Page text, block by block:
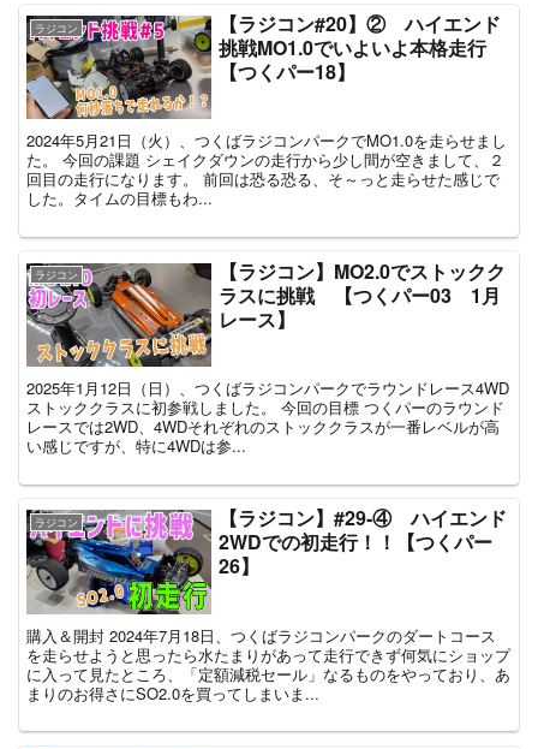
ラジコン
【ラジコン#20】② ハイエンド
挑戦MO1.0でいよいよ本格走行
【つくパー18】
2024年5月21日（火）、つくばラジコンパークでMO1.0を走らせまし
た。 今回の課題 シェイクダウンの走行から少し間が空きまして、２
回目の走行になります。 前回は恐る恐る、そ～っと走らせた感じで
した。タイムの目標もわ...
ラジコン
【ラジコン】MO2.0でストックク
ラスに挑戦 【つくパー03 1月
レース】
2025年1月12日（日）、つくばラジコンパークでラウンドレース4WD
ストッククラスに初参戦しました。 今回の目標 つくパーのラウンド
レースでは2WD、4WDそれぞれのストッククラスが一番レベルが高
い感じですが、特に4WDは参...
ラジコン
【ラジコン】#29‐④ ハイエンド
2WDでの初走行！！【つくパー
26】
購入＆開封 2024年7月18日、つくばラジコンパークのダートコース
を走らせようと思ったら水たまりがあって走行できず何気にショップ
に入って見たところ、「定額減税セール」なるものをやっており、あ
まりのお得さにSO2.0を買ってしまいま...